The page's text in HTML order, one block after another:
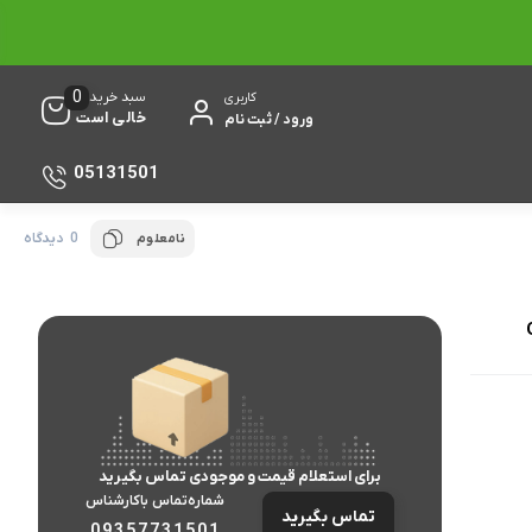
کاربری
ورود / ثبت نام
سبد خرید
خالی است
0
05131501
نامعلوم 0 دیدگاه
برای استعلام قیمت و موجودی تماس بگیرید
تماس بگیرید
شماره‌تماس‌ با‌کارشناس